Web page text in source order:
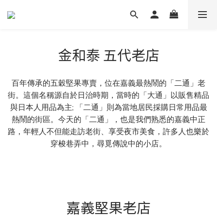
金和泰 五代老店
百年傳承的五穀堅果專賣，位在嘉義最熱鬧的「二通」老
街。這個名稱源自於日治時期，當時的「大通」以販售精品
與日本人用品為主; 「二通」則為當地居民採購日常用品最
熱鬧的街區。今天的「二通」，也是我們熟悉的嘉義中正
路，年輕人不但能走訪老街、享受夜市美食，許多人也樂於
穿梭巷弄中，尋覓傳說中的小店。
嘉義堅果老店